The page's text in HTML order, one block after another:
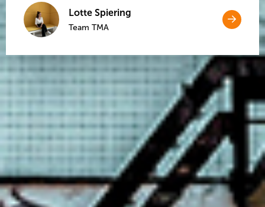
Lotte Spiering
Team TMA
Open
naar
link
naar
Contact